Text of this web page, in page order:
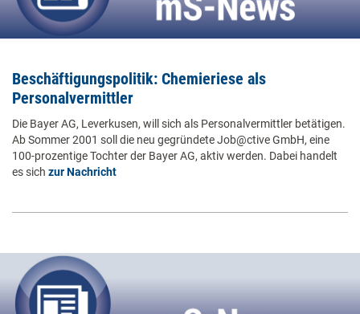
Beschäftigungspolitik: Chemieriese als
Personalvermittler
Die Bayer AG, Leverkusen, will sich als Personalvermittler betätigen.
Ab Sommer 2001 soll die neu gegründete Job@ctive GmbH, eine
100-prozentige Tochter der Bayer AG, aktiv werden. Dabei handelt
es sich zur Nachricht